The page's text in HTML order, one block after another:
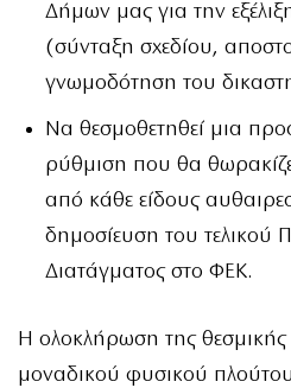
Δήμων μας για την
(σύνταξη σχεδίου,
γνωμοδότηση του
Να θεσμοθετηθεί μια
ρύθμιση που θα
από κάθε είδους
δημοσίευση του τελικού
Διατάγματος στο ΦΕΚ.
Η ολοκλήρωση της
μοναδικού φυσικού